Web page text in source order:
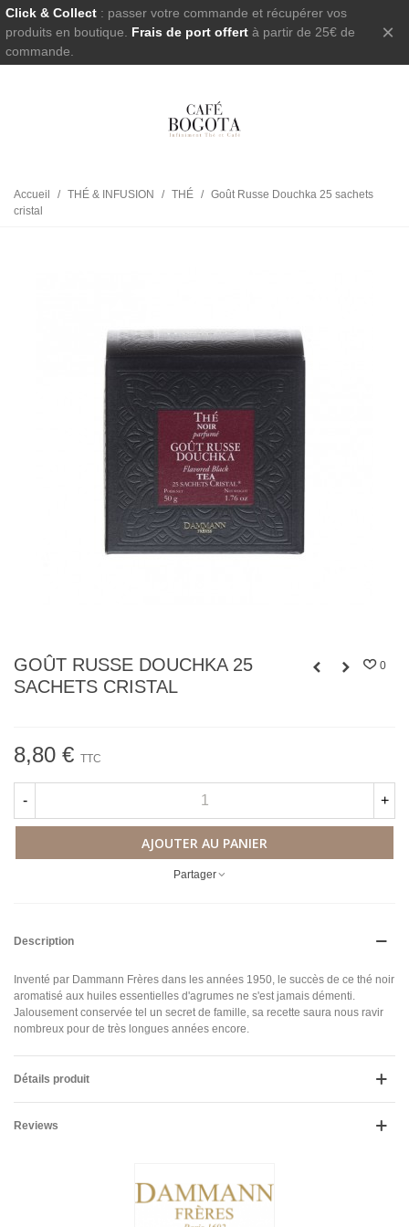
Click & Collect : passer votre commande et récupérer vos
produits en boutique.
Frais de port offert à partir de 25€ de
commande.
×
Accueil / THÉ & INFUSION / THÉ / Goût Russe Douchka 25 sachets
cristal
GOÛT RUSSE DOUCHKA 25
SACHETS CRISTAL
0
8,80 € TTC
- +
AJOUTER AU PANIER
Partager
Description
Inventé par Dammann Frères dans les années 1950, le succès de ce thé noir
aromatisé aux huiles essentielles d'agrumes ne s'est jamais démenti.
Jalousement conservée tel un secret de famille, sa recette saura nous ravir
nombreux pour de très longues années encore.
Détails produit
Reviews